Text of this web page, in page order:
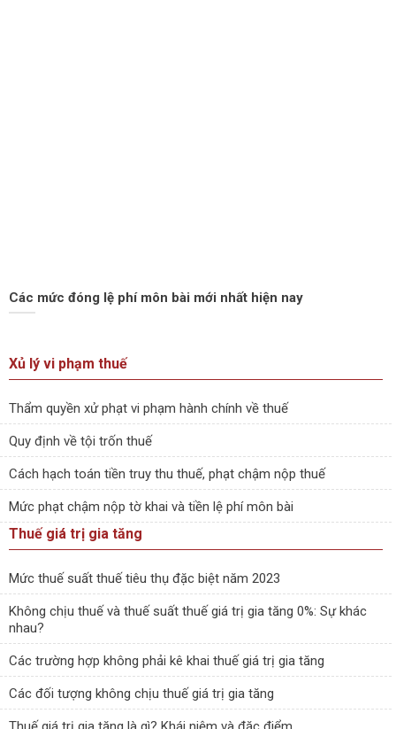
Các mức đóng lệ phí môn bài mới nhất hiện nay
Xủ lý vi phạm thuế
Thẩm quyền xử phạt vi phạm hành chính về thuế
Quy định về tội trốn thuế
Cách hạch toán tiền truy thu thuế, phạt chậm nộp thuế
Mức phạt chậm nộp tờ khai và tiền lệ phí môn bài
Thuế giá trị gia tăng
Mức thuế suất thuế tiêu thụ đặc biệt năm 2023
Không chịu thuế và thuế suất thuế giá trị gia tăng 0%: Sự khác
nhau?
Các trường hợp không phải kê khai thuế giá trị gia tăng
Các đối tượng không chịu thuế giá trị gia tăng